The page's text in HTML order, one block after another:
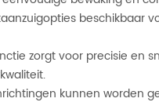
zorgt voor precisie en
kunnen worden